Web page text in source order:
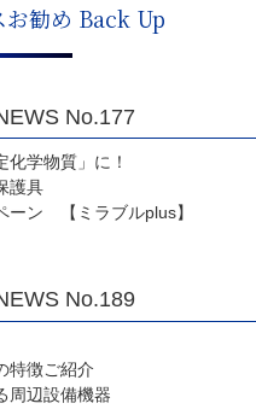
お勧め Back Up
No.177
学物質」に！
護具
ーン 【ミラブルplus】
No.189
特徴ご紹介
周辺設備機器